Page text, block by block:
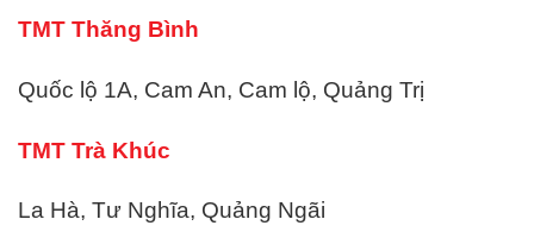
TMT Thăng Bình
Quốc lộ 1A, Cam An, Cam lộ, Quảng Trị
TMT Trà Khúc
La Hà, Tư Nghĩa, Quảng Ngãi